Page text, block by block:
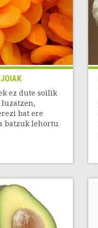
ez dute soilik
luzatzen,
bat ere
batzuk lehortu